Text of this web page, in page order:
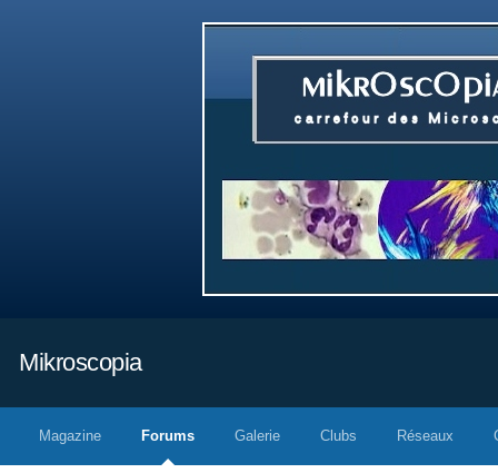
Mikroscopia
Magazine Forums Galerie Clubs Réseaux